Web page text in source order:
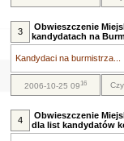
3
Obwieszczenie
kandydatach na
Kandydaci na burmistrza...
2006-10-25 0916
4
Obwieszczenie
dla list kandydatów